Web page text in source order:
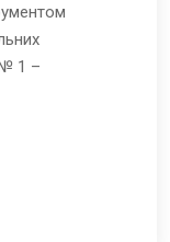
№ 1 –